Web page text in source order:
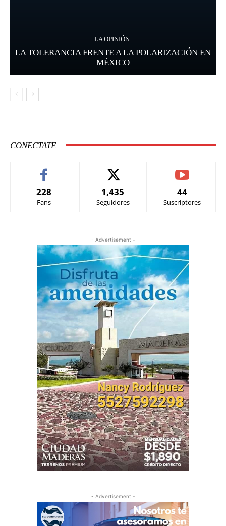
LA OPINIÓN
LA TOLERANCIA FRENTE A LA POLARIZACIÓN EN
MÉXICO
CONECTATE
228
Fans
1,435
Seguidores
44
Suscriptores
- Advertisement -
- Advertisement -